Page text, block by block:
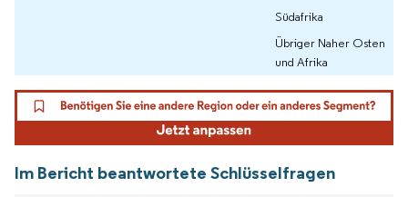
Südafrika
Übriger Naher Osten
und Afrika
Im Bericht beantwortete Schlüsselfragen